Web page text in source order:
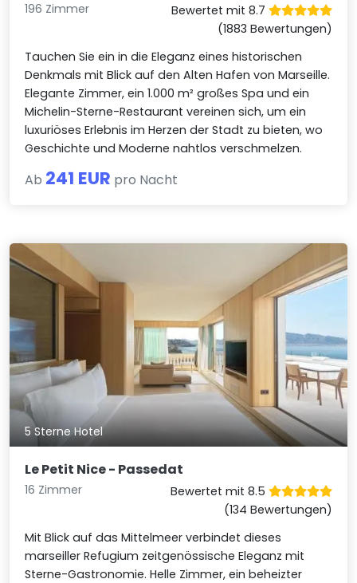
196 Zimmer
Bewertet mit 8.7
(1883 Bewertungen)
Tauchen Sie ein in die Eleganz eines historischen
Denkmals mit Blick auf den Alten Hafen von Marseille.
Elegante Zimmer, ein 1.000 m² großes Spa und ein
Michelin-Sterne-Restaurant vereinen sich, um ein
luxuriöses Erlebnis im Herzen der Stadt zu bieten, wo
Geschichte und Moderne nahtlos verschmelzen.
Ab 241 EUR pro Nacht
5 Sterne Hotel
Le Petit Nice - Passedat
16 Zimmer
Bewertet mit 8.5
(134 Bewertungen)
Mit Blick auf das Mittelmeer verbindet dieses
marseiller Refugium zeitgenössische Eleganz mit
Sterne-Gastronomie. Helle Zimmer, ein beheizter